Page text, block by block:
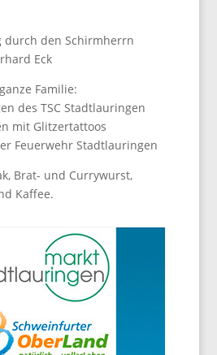
durch den Schirmherrn
Eck
Familie:
des TSC Stadtlauringen
mit Glitzertattoos
Feuerwehr Stadtlauringen
Brat- und Currywurst,
Kaffee.